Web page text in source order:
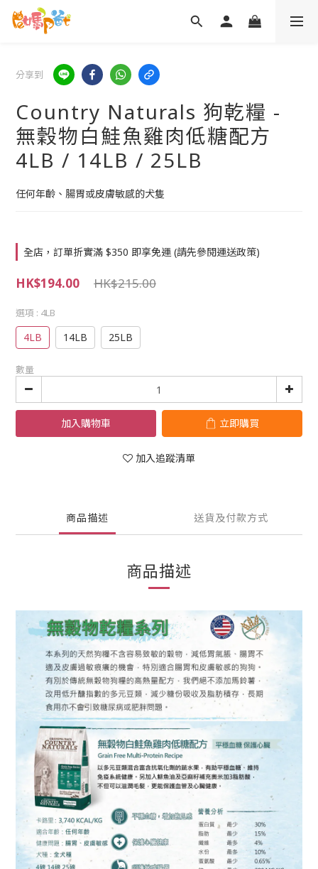
分享到
Country Naturals 狗乾糧 -
無穀物白鮭魚雞肉低糖配方
4LB / 14LB / 25LB
任何年齡、腸胃或皮膚敏感的犬隻
全店，訂單折實滿 $350 即享免運 (請先參閱運送政策)
HK$215.00
HK$194.00
選項 : 4LB
4LB 14LB 25LB
數量
加入購物車 立即購買
加入追蹤清單
商品描述 送貨及付款方式
商品描述